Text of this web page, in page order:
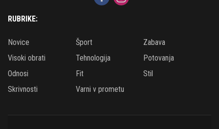
RUBRIKE:
Novice Šport
Zabava
Visoki obrati
Tehnologija
Potovanja
Odnosi
Fit
Stil
Skrivnosti
Varni v prometu